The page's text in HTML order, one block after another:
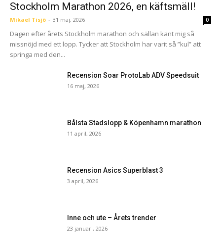
Stockholm Marathon 2026, en käftsmäll!
Mikael Tisjö - 31 maj, 2026 0
Dagen efter årets Stockholm marathon och sällan känt mig så
missnöjd med ett lopp. Tycker att Stockholm har varit så ”kul” att
springa med den...
Recension Soar ProtoLab ADV Speedsuit
16 maj, 2026
Bålsta Stadslopp & Köpenhamn marathon
11 april, 2026
Recension Asics Superblast 3
3 april, 2026
Inne och ute – Årets trender
23 januari, 2026